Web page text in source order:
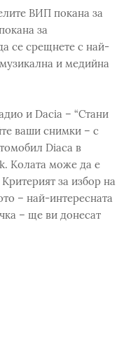
ВИП покана за
за
се срещнете с най-
и медийна
и Dacia – “Стани
ваши снимки – с
Diaca в
Колата може да е
за избор на
– най-интересната
– ще ви донесат